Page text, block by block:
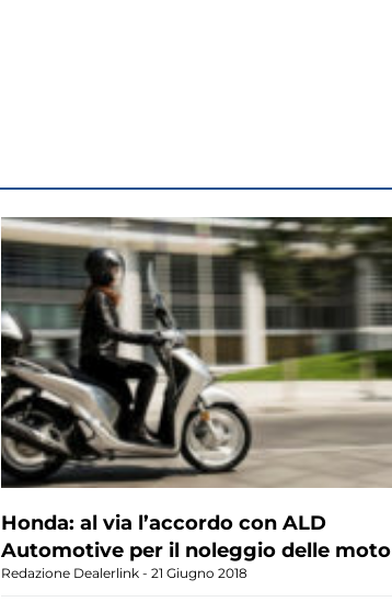
Honda: al via l’accordo con ALD
Automotive per il noleggio delle moto
Redazione Dealerlink 21 Giugno 2018